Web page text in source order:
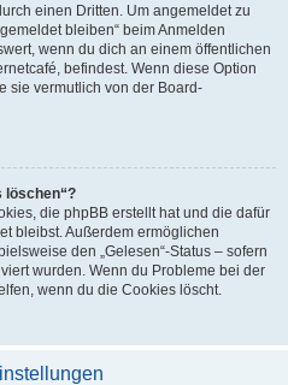
einen Dritten. Um angemeldet zu
bleiben“ beim Anmelden
wenn du dich an einem öffentlichen
befindest. Wenn diese Option
sie vermutlich von der Board-
löschen“?
die phpBB erstellt hat und die dafür
bleibst. Außerdem ermöglichen
den „Gelesen“-Status – sofern
wurden. Wenn du Probleme bei der
wenn du die Cookies löscht.